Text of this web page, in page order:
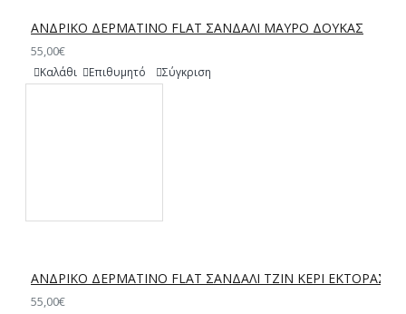
ΑΝΔΡΙΚΟ ΔΕΡΜΑΤΙΝΟ FLAT ΣΑΝΔΑΛΙ ΜΑΥΡΟ ΔΟΥΚΑΣ
55,00€
Καλάθι Επιθυμητό Σύγκριση
ΑΝΔΡΙΚΟ ΔΕΡΜΑΤΙΝΟ FLAT ΣΑΝΔΑΛΙ ΤΖΙΝ ΚΕΡΙ ΕΚΤΟΡΑΣ
55,00€